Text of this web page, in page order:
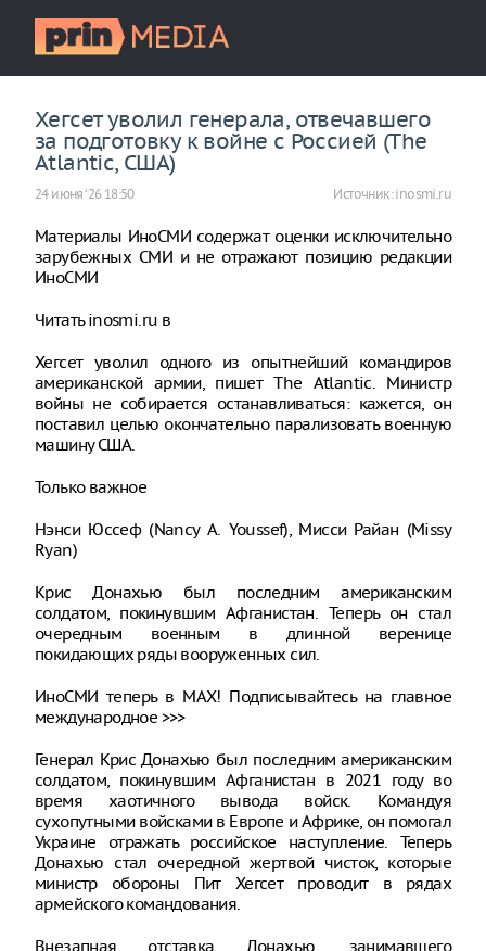
Хегсет уволил генерала, отвечавшего
за подготовку к войне с Россией (The
Atlantic, США)
24 июня ‘26 18:50 Источник:inosmi.ru
Материалы ИноСМИ содержат оценки исключительно
зарубежных СМИ и не отражают позицию редакции
ИноСМИ
Читать inosmi.ru в
Хегсет уволил одного из опытнейший командиров
американской армии, пишет The Atlantic. Министр
войны не собирается останавливаться: кажется, он
поставил целью окончательно парализовать военную
машину США.
Только важное
Нэнси Юссеф (Nancy A. Youssef), Мисси Райан (Missy
Ryan)
Крис Донахью был последним американским
солдатом, покинувшим Афганистан. Теперь он стал
очередным военным в длинной веренице
покидающих ряды вооруженных сил.
ИноСМИ теперь в MAX! Подписывайтесь на главное
международное >>>
Генерал Крис Донахью был последним американским
солдатом, покинувшим Афганистан в 2021 году во
время хаотичного вывода войск. Командуя
сухопутными войсками в Европе и Африке, он помогал
Украине отражать российское наступление. Теперь
Донахью стал очередной жертвой чисток, которые
министр обороны Пит Хегсет проводит в рядах
армейского командования.
Внезапная отставка Донахью, занимавшего